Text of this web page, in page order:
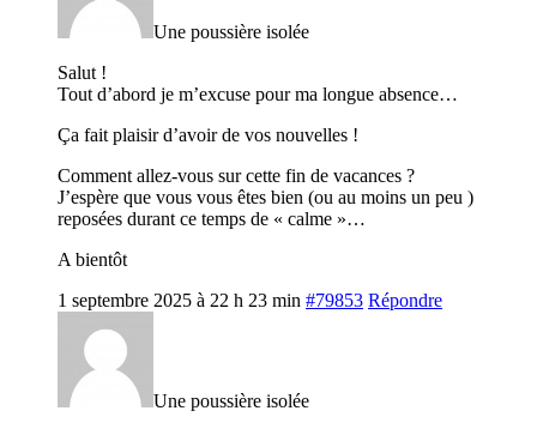
Une poussière isolée
Salut !
Tout d’abord je m’excuse pour ma longue absence…
Ça fait plaisir d’avoir de vos nouvelles !
Comment allez-vous sur cette fin de vacances ?
J’espère que vous vous êtes bien (ou au moins un peu )
reposées durant ce temps de « calme »…
A bientôt
1 septembre 2025 à 22 h 23 min #79853 Répondre
Une poussière isolée